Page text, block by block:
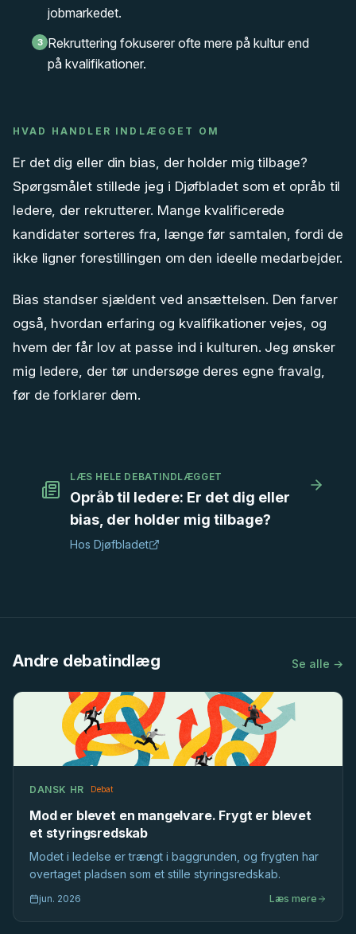
jobmarkedet.
3 Rekruttering fokuserer ofte mere på kultur end
på kvalifikationer.
HVAD HANDLER INDLÆGGET OM
Er det dig eller din bias, der holder mig tilbage?
Spørgsmålet stillede jeg i Djøfbladet som et opråb til
ledere, der rekrutterer. Mange kvalificerede
kandidater sorteres fra, længe før samtalen, fordi de
ikke ligner forestillingen om den ideelle medarbejder.
Bias standser sjældent ved ansættelsen. Den farver
også, hvordan erfaring og kvalifikationer vejes, og
hvem der får lov at passe ind i kulturen. Jeg ønsker
mig ledere, der tør undersøge deres egne fravalg,
før de forklarer dem.
LÆS HELE DEBATINDLÆGGET
Opråb til ledere: Er det dig eller
bias, der holder mig tilbage?
Hos Djøfbladet
Andre debatindlæg Se alle →
DANSK HR Debat
Mod er blevet en mangelvare. Frygt er blevet
et styringsredskab
Modet i ledelse er trængt i baggrunden, og frygten har
overtaget pladsen som et stille styringsredskab.
jun. 2026 Læs mere